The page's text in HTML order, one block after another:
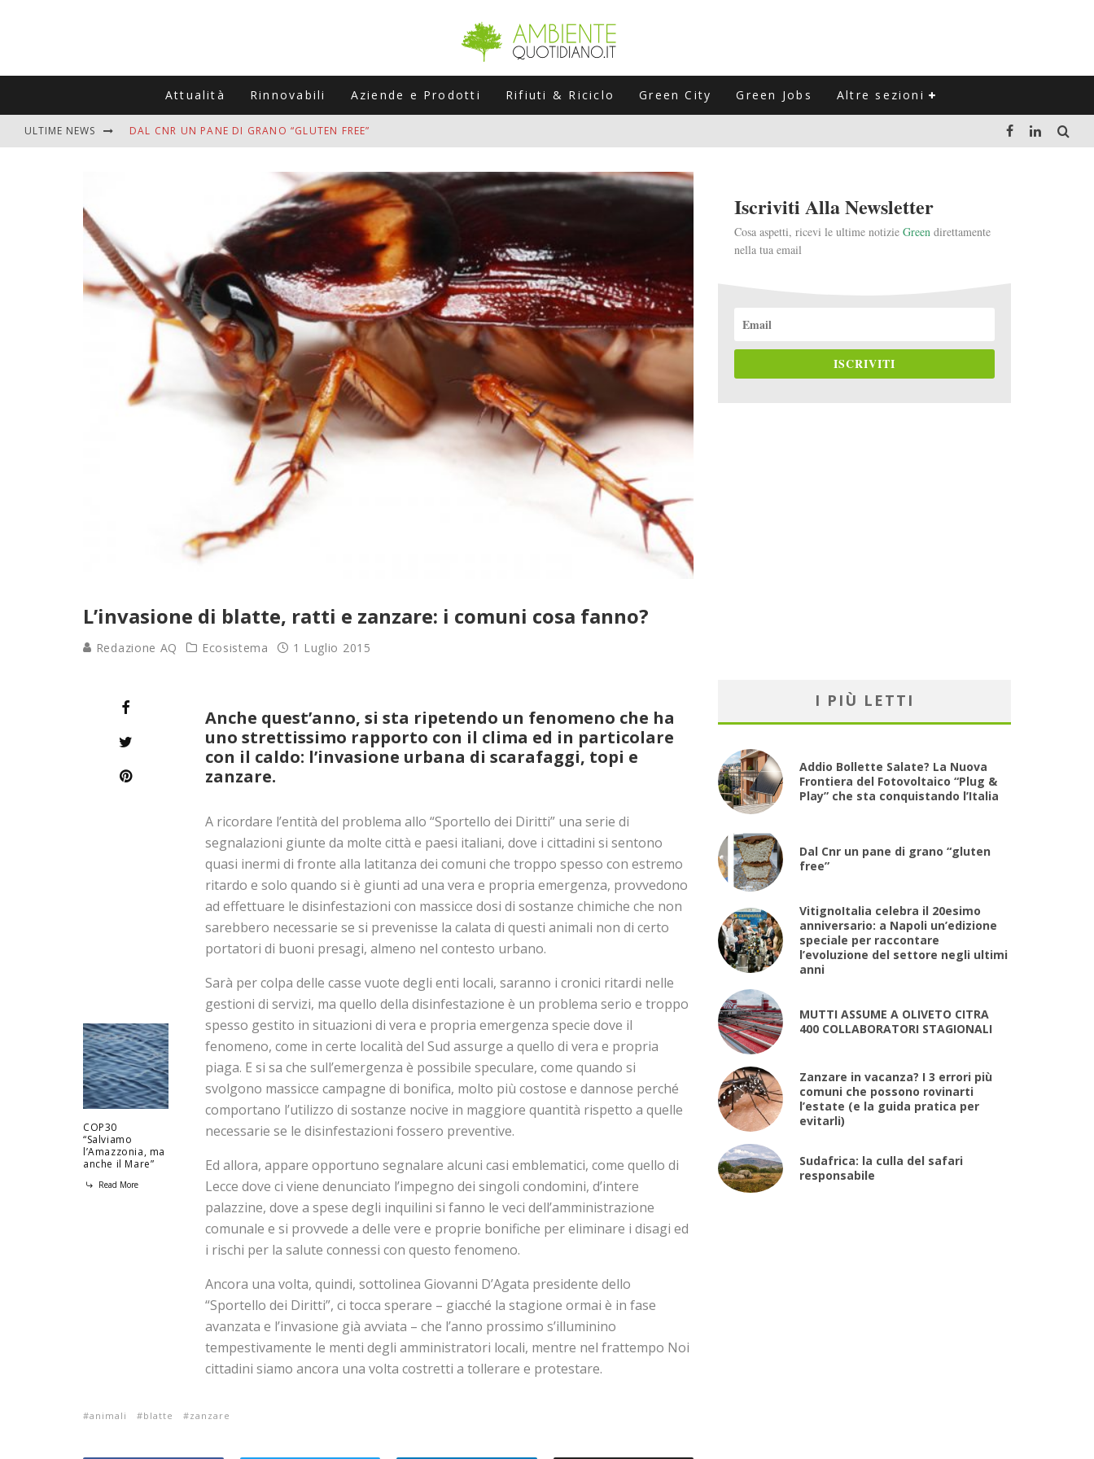
Attualità Rinnovabili Aziende e Prodotti Rifiuti & Riciclo Green City Green Jobs Altre sezioni
ULTIME NEWS DAL CNR UN PANE DI GRANO “GLUTEN FREE”
MUTTI ASSUME A OLIVETO CITRA 400 COLLABORATORI STAGIONALI
ZANZARE IN VACANZA? I 3 ERRORI PIÙ COMUNI CHE POSSONO ROVINARTI L’ESTATE (E LA GUIDA PRATICA PER EVITARLI)
ADDIO BOLLETTE SALATE? LA NUOVA FRONTIERA DEL FOTOVOLTAICO "PLUG & PLAY" CHE STA CONQUISTANDO L'ITALIA
L’invasione di blatte, ratti e zanzare: i comuni cosa fanno?
Redazione AQ Ecosistema 1 Luglio 2015
COP30
“Salviamo
l’Amazzonia, ma
anche il Mare”
Read More
Anche quest’anno, si sta ripetendo un fenomeno che ha
uno strettissimo rapporto con il clima ed in particolare
con il caldo: l’invasione urbana di scarafaggi, topi e
zanzare.
A ricordare l’entità del problema allo “Sportello dei Diritti” una serie di
segnalazioni giunte da molte città e paesi italiani, dove i cittadini si sentono
quasi inermi di fronte alla latitanza dei comuni che troppo spesso con estremo
ritardo e solo quando si è giunti ad una vera e propria emergenza, provvedono
ad effettuare le disinfestazioni con massicce dosi di sostanze chimiche che non
sarebbero necessarie se si prevenisse la calata di questi animali non di certo
portatori di buoni presagi, almeno nel contesto urbano.
Sarà per colpa delle casse vuote degli enti locali, saranno i cronici ritardi nelle
gestioni di servizi, ma quello della disinfestazione è un problema serio e troppo
spesso gestito in situazioni di vera e propria emergenza specie dove il
fenomeno, come in certe località del Sud assurge a quello di vera e propria
piaga. E si sa che sull’emergenza è possibile speculare, come quando si
svolgono massicce campagne di bonifica, molto più costose e dannose perché
comportano l’utilizzo di sostanze nocive in maggiore quantità rispetto a quelle
necessarie se le disinfestazioni fossero preventive.
Ed allora, appare opportuno segnalare alcuni casi emblematici, come quello di
Lecce dove ci viene denunciato l’impegno dei singoli condomini, d’intere
palazzine, dove a spese degli inquilini si fanno le veci dell’amministrazione
comunale e si provvede a delle vere e proprie bonifiche per eliminare i disagi ed
i rischi per la salute connessi con questo fenomeno.
Ancora una volta, quindi, sottolinea Giovanni D’Agata presidente dello
“Sportello dei Diritti”, ci tocca sperare – giacché la stagione ormai è in fase
avanzata e l’invasione già avviata – che l’anno prossimo s’illuminino
tempestivamente le menti degli amministratori locali, mentre nel frattempo Noi
cittadini siamo ancora una volta costretti a tollerare e protestare.
animali blatte zanzare
Iscriviti Alla Newsletter
Cosa aspetti, ricevi le ultime notizie Green direttamente
nella tua email
ISCRIVITI
I PIÙ LETTI
Addio Bollette Salate? La Nuova
Frontiera del Fotovoltaico “Plug &
Play” che sta conquistando l’Italia
Dal Cnr un pane di grano “gluten
free”
VitignoItalia celebra il 20esimo
anniversario: a Napoli un’edizione
speciale per raccontare
l’evoluzione del settore negli ultimi
anni
MUTTI ASSUME A OLIVETO CITRA
400 COLLABORATORI STAGIONALI
Zanzare in vacanza? I 3 errori più
comuni che possono rovinarti
l’estate (e la guida pratica per
evitarli)
Sudafrica: la culla del safari
responsabile